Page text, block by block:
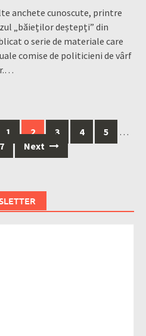
anchete cunoscute, printre
„băieților deștepți” din
o serie de materiale care
comise de politicieni de vârf
1 2 3 4 5
…
Next